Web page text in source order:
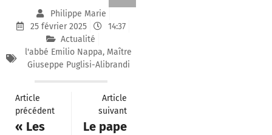
Philippe Marie
25 février 2025
14:37
Actualité
l'abbé Emilio Nappa, Maître
Giuseppe Puglisi-Alibrandi
Article
précédent
« Les
Article
suivant
Le pape